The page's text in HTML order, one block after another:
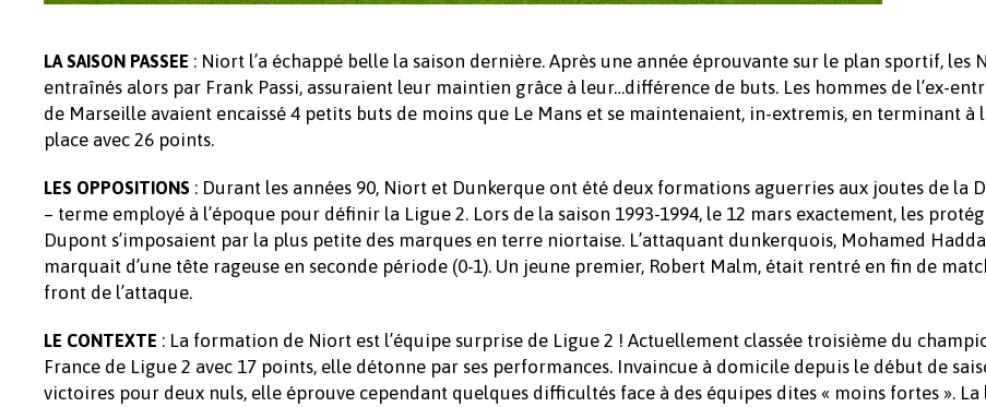
LA SAISON PASSEE : Niort l’a échappé belle la saison dernière. Après une année éprouvante sur le plan sportif, les
entraînés alors par Frank Passi, assuraient leur maintien grâce à leur…différence de buts. Les hommes de l’ex-
de Marseille avaient encaissé 4 petits buts de moins que Le Mans et se maintenaient, in-extremis, en terminant à
place avec 26 points.
LES OPPOSITIONS : Durant les années 90, Niort et Dunkerque ont été deux formations aguerries aux joutes de la
– terme employé à l’époque pour définir la Ligue 2. Lors de la saison 1993-1994, le 12 mars exactement, les
Dupont s’imposaient par la plus petite des marques en terre niortaise. L’attaquant dunkerquois, Mohamed
marquait d’une tête rageuse en seconde période (0-1). Un jeune premier, Robert Malm, était rentré en fin de
front de l’attaque.
LE CONTEXTE : La formation de Niort est l’équipe surprise de Ligue 2 ! Actuellement classée troisième du
France de Ligue 2 avec 17 points, elle détonne par ses performances. Invaincue à domicile depuis le début de
victoires pour deux nuls, elle éprouve cependant quelques difficultés face à des équipes dites « moins fortes ».